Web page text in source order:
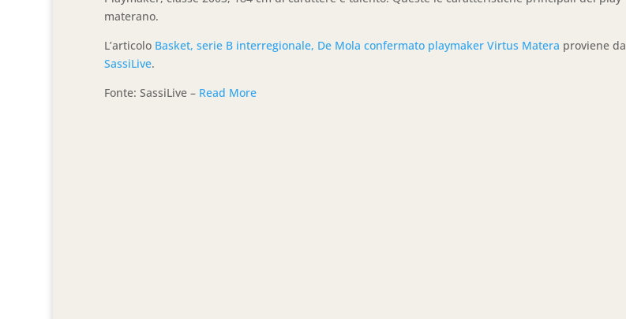
materano.
L’articolo Basket, serie B interregionale, De Mola confermato playmaker Virtus Matera proviene da
SassiLive.
Fonte: SassiLive – Read More